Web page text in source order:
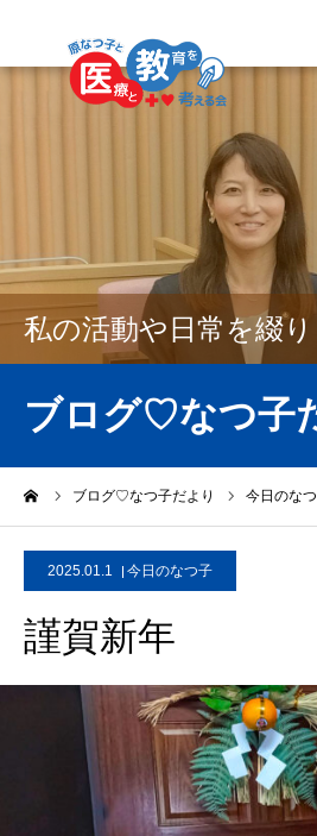
私の活動や日常を綴り
ブログ♡なつ子
ブログ♡なつ子だより 今日のな
2025.01.1 今日のなつ子
謹賀新年